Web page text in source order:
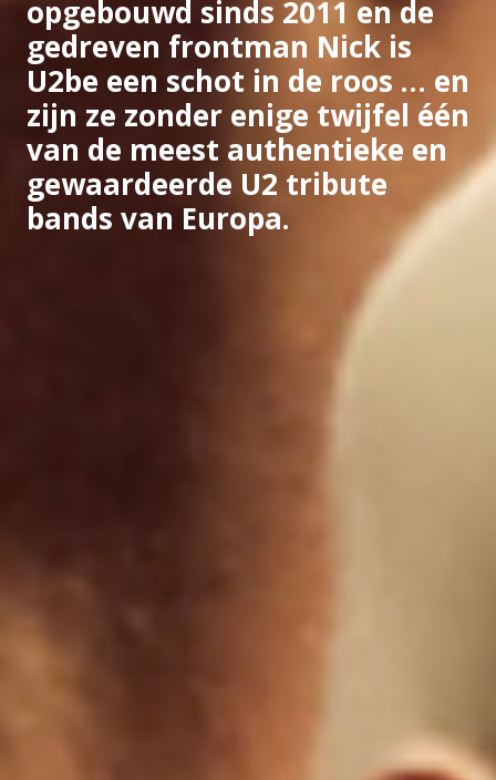
opgebouwd sinds 2011 en de
gedreven frontman Nick is
U2be een schot in de roos … en
zijn ze zonder enige twijfel één
van de meest authentieke en
gewaardeerde U2 tribute
bands van Europa.